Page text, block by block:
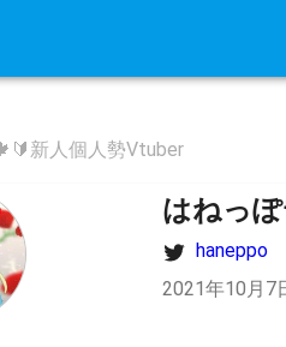
新人個人勢Vtuber
はねっ
haneppo
2021年10月7